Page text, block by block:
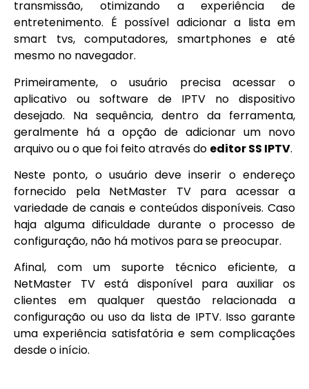
transmissão, otimizando a experiência de
entretenimento. É possível adicionar a lista em
smart tvs, computadores, smartphones e até
mesmo no navegador.
Primeiramente, o usuário precisa acessar o
aplicativo ou software de IPTV no dispositivo
desejado. Na sequência, dentro da ferramenta,
geralmente há a opção de adicionar um novo
arquivo ou o que foi feito através do editor SS IPTV.
Neste ponto, o usuário deve inserir o endereço
fornecido pela NetMaster TV para acessar a
variedade de canais e conteúdos disponíveis. Caso
haja alguma dificuldade durante o processo de
configuração, não há motivos para se preocupar.
Afinal, com um suporte técnico eficiente, a
NetMaster TV está disponível para auxiliar os
clientes em qualquer questão relacionada a
configuração ou uso da lista de IPTV. Isso garante
uma experiência satisfatória e sem complicações
desde o início.